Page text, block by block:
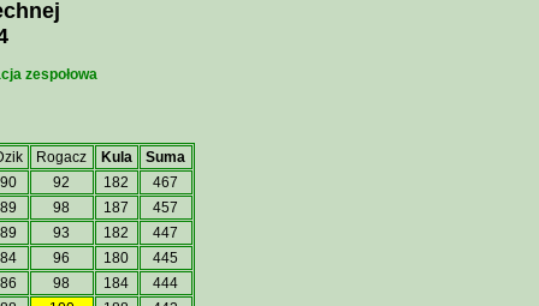
zespołowa
Rogacz Kula
Suma
90
92 182
467
89
98 187
457
89
93 182
447
84
96 180
445
86
98 184
444